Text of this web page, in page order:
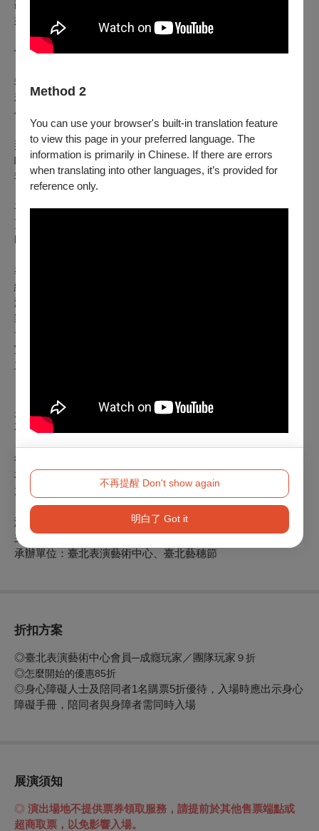
Method 2
You can use your browser's built-in translation feature
to view this page in your preferred language. The
information is primarily in Chinese. If there are errors
when translating into other languages, it’s provided for
reference only.
不再提醒 Don't show again
明白了 Got it
翻看無印良品收納型錄，練習斷捨離的藝術。
好像有那麼一瞬間可以拍拍屁股、過上清爽無慮的簡單生活。
但生命真的可以這麼乾脆嗎？
我們和「陪伴過我們的物品」道別，需要耗費力氣、練習道謝
和說再見。
做不到則堆積成山、阻礙進出要道、耗費心神。
那當我們想擺脫的是：非常重要卻也非常不妙的 _________
呢？
我們也能如此告別嗎？
丟不掉的是雜物？還是很想說再見的過去呢？
更多內容詳見臉書活動頁：
https://www.facebook.com/share/1D8dCrWtxJ/
導演｜蕭佳宜
編劇｜杜盈羲
演員｜周巧蓉
製作與燈光設計｜黃彥晨
音效設計｜何佳容
宣傳協力｜劉家駿
主視覺設計｜陳宇萱
是怎麼開始的呢？
不同的我們，卻共享一種對戲劇的信念。
從 2024 年的一場演出開始，
本俱樂部持續練習，把思考、情感與猶豫，慢慢打磨為可以被
放在手心裡的手工藝。
演出單位：怎麼開始的俱樂部
主辦單位：臺北市政府
承辦單位：臺北表演藝術中心、臺北藝穗節
折扣方案
◎臺北表演藝術中心會員─成癮玩家／團隊玩家 ９折
◎怎麼開始的優惠85折
◎身心障礙人士及陪同者1名購票5折優待，入場時應出示身心
障礙手冊，陪同者與身障者需同時入場
展演須知
◎ 演出場地不提供票券領取服務， 請提前於其他售票端點或
超商取票，以免影響入場。